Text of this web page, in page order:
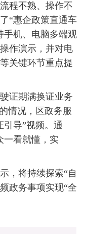
程不熟、操作不
“惠企政策直通车
手机、电脑多端观
作演示，并对电
关键环节重点提
证期满换证业务
情况，区政务服
导”视频。通
一看就懂，实
将持续探索“自
政务事项实现“全